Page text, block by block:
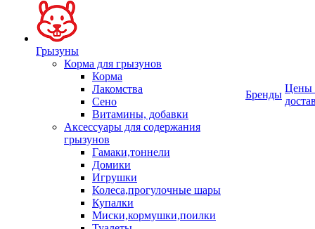
Грызуны
Корма для грызунов
Корма
Лакомства
Сено
Витамины, добавки
Аксессуары для содержания
грызунов
Гамаки,тоннели
Домики
Игрушки
Колеса,прогулочные шары
Купалки
Миски,кормушки,поилки
Бренды
Цены